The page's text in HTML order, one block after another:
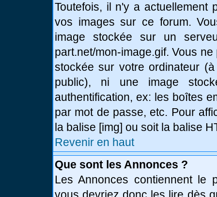
Toutefois, il n'y a actuellement
vos images sur ce forum.
image stockée sur un
part.net/mon-image.gif. Vous
stockée sur votre ordinateur
public), ni une image
authentification, ex: les boîtes
par mot de passe, etc. Pour
la balise [img] ou soit la balise
Revenir en haut
Que sont les Annonces ?
Les Annonces contiennent le